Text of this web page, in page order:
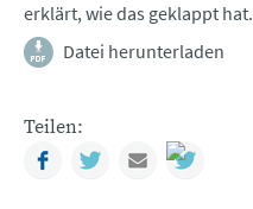
erklärt, wie das geklappt hat.
Datei herunterladen
Teilen:
FacebookTwitterMail